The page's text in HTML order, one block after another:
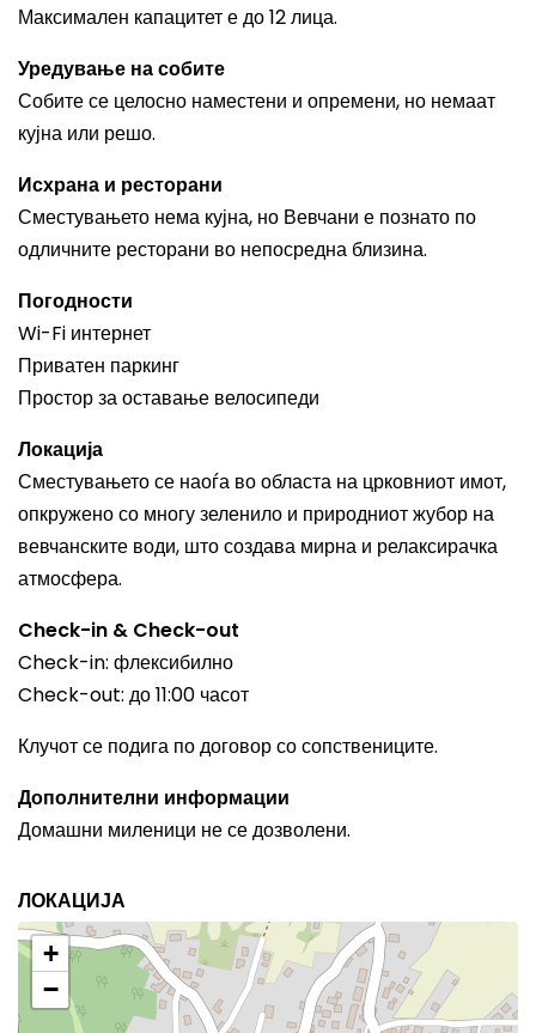
Максимален капацитет е до 12 лица.
Уредување на собите
Собите се целосно наместени и опремени, но немаат
кујна или решо.
Исхрана и ресторани
Сместувањето нема кујна, но Вевчани е познато по
одличните ресторани во непосредна близина.
Погодности
Wi-Fi интернет
Приватен паркинг
Простор за оставање велосипеди
Локација
Сместувањето се наоѓа во областа на црковниот имот,
опкружено со многу зеленило и природниот жубор на
вевчанските води, што создава мирна и релаксирачка
атмосфера.
Check-in & Check-out
Check-in: флексибилно
Check-out: до 11:00 часот
Клучот се подига по договор со сопствениците.
Дополнителни информации
Домашни миленици не се дозволени.
ЛОКАЦИЈА
+
−